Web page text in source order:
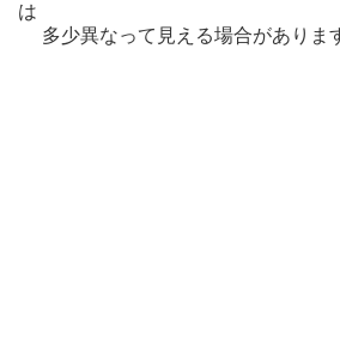
は
多少異なって見える場合がありま